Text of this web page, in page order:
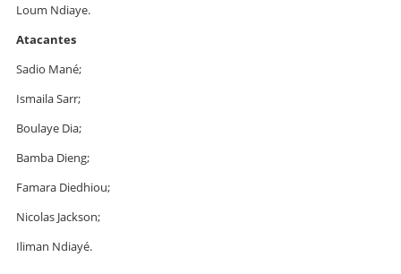
Loum Ndiaye.
Atacantes
Sadio Mané;
Ismaila Sarr;
Boulaye Dia;
Bamba Dieng;
Famara Diedhiou;
Nicolas Jackson;
Iliman Ndiayé.